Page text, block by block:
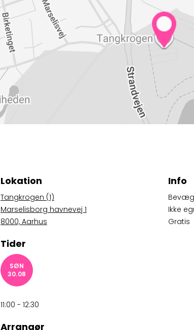
Lokation
Tangkrogen (1)
Marselisborg havnevej 1
8000, Aarhus
Info
Ikke
Gratis
Tider
SØN
30.08
11:00 - 12:30
Arrangør